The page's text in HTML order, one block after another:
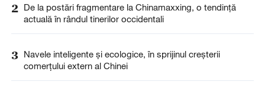
2 De la postări fragmentare la Chinamaxxing, o tendință
actuală în rândul tinerilor occidentali
3 Navele inteligente și ecologice, în sprijinul creșterii
comerțului extern al Chinei